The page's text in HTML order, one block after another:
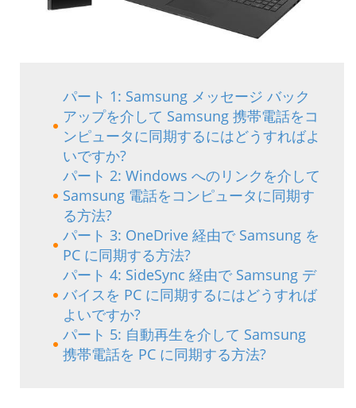
パート 1: Samsung メッセージ バック
アップを介して Samsung 携帯電話をコ
ンピュータに同期するにはどうすればよ
いですか?
パート 2: Windows へのリンクを介して
Samsung 電話をコンピュータに同期す
る方法?
パート 3: OneDrive 経由で Samsung を
PC に同期する方法?
パート 4: SideSync 経由で Samsung デ
バイスを PC に同期するにはどうすれば
よいですか?
パート 5: 自動再生を介して Samsung
携帯電話を PC に同期する方法?